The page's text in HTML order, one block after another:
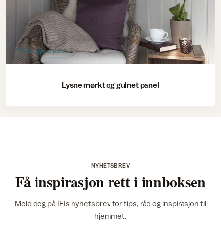
Male/lysne panel
Lysne mørkt og gulnet panel
NYHETSBREV
Få inspirasjon rett i innboksen
Meld deg på IFIs nyhetsbrev for tips, råd og inspirasjon til
hjemmet.